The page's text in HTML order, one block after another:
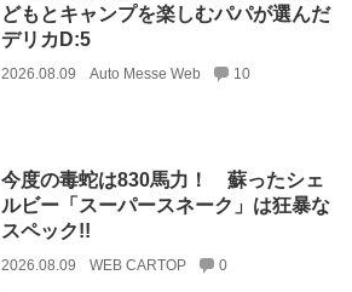
どもとキャンプを楽しむパパが選んだ
デリカD:5
2026.08.09 Auto Messe Web 10
今度の毒蛇は830馬力！ 蘇ったシェ
ルビー「スーパースネーク」は狂暴な
スペック!!
2026.08.09 WEB CARTOP 0